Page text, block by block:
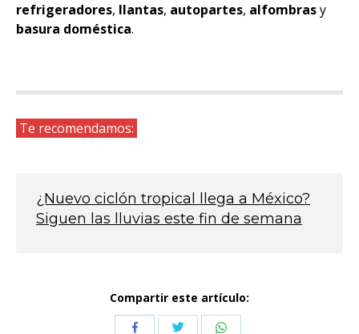
refrigeradores, llantas, autopartes, alfombrasy
basura doméstica.
Te recomendamos:
¿Nuevo ciclón tropical llega a México?
Siguen las lluvias este fin de semana
Compartir este artículo:
CompartirCompartirCompartir